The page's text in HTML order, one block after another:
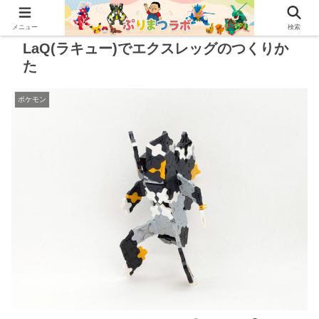
LaQ(ラキュー)でエクスレッグのつくりか
た
ポケモン
メニュー 検索